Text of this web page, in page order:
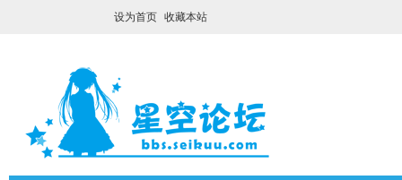
设为首页 收藏本站